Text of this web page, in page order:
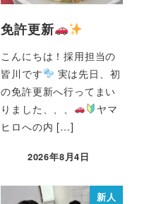
免許更新
こんにちは！採用担当の
皆川です
実は先日、初
の免許更新へ行ってまい
りました、、、
ヤマ
ヒロへの内 […]
2026年8月4日
新人